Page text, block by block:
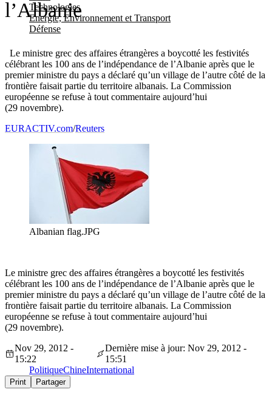
Technologies
Energie, Environnement et Transport
Défense
l’Albanie
Le ministre grec des affaires étrangères a boycotté les festivités
célébrant les 100 ans de l’indépendance de l’Albanie après que le
premier ministre du pays a déclaré qu’un village de l’autre côté de la
frontière faisait partie du territoire albanais. La Commission
européenne se refuse à tout commentaire aujourd’hui
(29 novembre).
EURACTIV.com/Reuters
Albanian flag.JPG
Le ministre grec des affaires étrangères a boycotté les festivités
célébrant les 100 ans de l’indépendance de l’Albanie après que le
premier ministre du pays a déclaré qu’un village de l’autre côté de la
frontière faisait partie du territoire albanais. La Commission
européenne se refuse à tout commentaire aujourd’hui
(29 novembre).
Nov 29, 2012 -
15:22
Dernière mise à jour: Nov 29, 2012 -
15:51
PolitiqueChineInternational
Print Partager